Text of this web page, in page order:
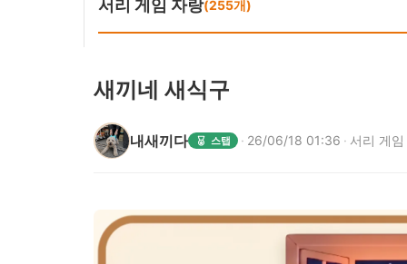
서리 게임 자랑(255개)
새끼네 새식구
내새끼다 스탭 · 26/06/18 01:36 · 서리 게